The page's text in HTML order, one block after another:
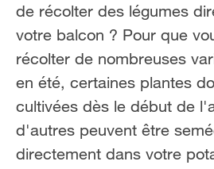
de récolter des légumes
votre balcon ? Pour que
récolter de nombreuses
en été, certaines plantes
cultivées dès le début de
d'autres peuvent être
directement dans votre